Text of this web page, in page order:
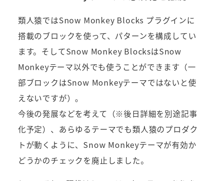
類人猿ではSnow Monkey Blocks プラグインに
搭載のブロックを使って、パターンを構成してい
ます。そしてSnow Monkey BlocksはSnow
Monkeyテーマ以外でも使うことができます（一
部ブロックはSnow Monkeyテーマではないと使
えないですが）。
今後の発展などを考えて（※後日詳細を別途記事
化予定）、あらゆるテーマでも類人猿のプロダク
トが動くように、Snow Monkeyテーマが有効か
どうかのチェックを廃止しました。